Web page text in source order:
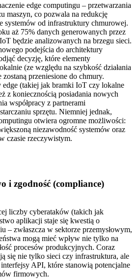
edge computingu – przetwarzania
maszyn, co pozwala na redukcję
systemów od infrastruktury chmurowej.
aż 75% danych generowanych przez
będzie analizowanych na brzegu sieci.
podejścia do architektury
decyzję, które elementy
(ze względu na szybkość działania
przeniesione do chmury.
(takiej jak bramki IoT czy lokalne
z koniecznością posiadania nowych
współpracy z partnerami
sprzętu. Niemniej jednak,
otwiera ogromne możliwości:
niezawodność systemów oraz
czasie rzeczywistym.
i zgodność (compliance)
liczby cyberataków (takich jak
aplikacji staje się kwestią o
– zwłaszcza w sektorze przemysłowym,
mogą mieć wpływ nie tylko na
procesów produkcyjnych. Coraz
się nie tylko sieci czy infrastruktura, ale
API, które stanowią potencjalne
firmowych.